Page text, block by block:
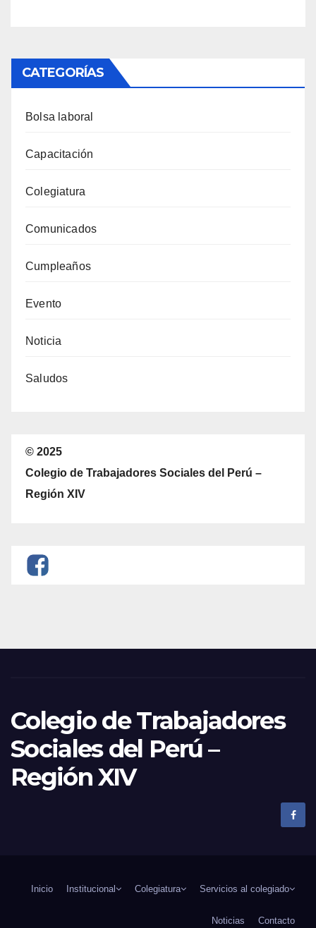
CATEGORÍAS
Bolsa laboral
Capacitación
Colegiatura
Comunicados
Cumpleaños
Evento
Noticia
Saludos
© 2025
Colegio de Trabajadores Sociales del Perú –
Región XIV
Colegio de Trabajadores
Sociales del Perú –
Región XIV
Inicio Institucional Colegiatura Servicios al colegiado
Noticias Contacto